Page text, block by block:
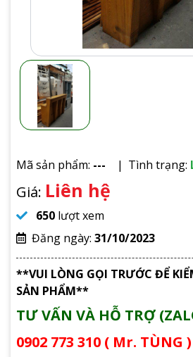
Mã sản phẩm: --- Tình trạng:
Giá: Liên hệ
650 lượt xem
Đăng ngày: 31/10/2023
**VUI LÒNG GỌI TRƯỚC ĐỂ
SẢN PHẨM**
TƯ VẤN VÀ HỖ TRỢ
0902 773 310 ( Mr. TÙNG )